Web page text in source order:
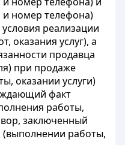
и номер телефона)
реализации
оказания услуг), а
продавца
при продаже
оказании услуги)
факт
работы,
заключенный
работы,